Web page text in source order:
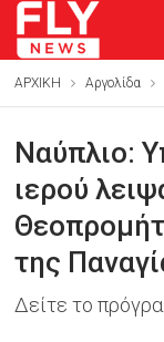
ΑΡΧΙΚΗ Αργολίδα
Ναύπλιο:
ιερού
της
Δείτε το